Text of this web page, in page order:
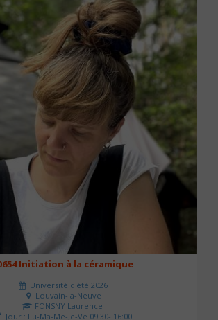
Initiation à la céramique
Université d'été 2026
Louvain-la-Neuve
FONSNY Laurence
Jour : Lu-Ma-Me-Je-Ve 09:30- 16:00